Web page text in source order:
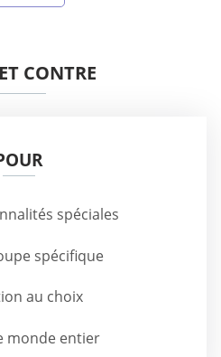
CONTRE
spéciales
spécifique
au choix
monde entier